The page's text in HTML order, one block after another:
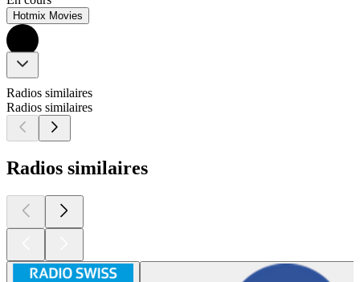
Hotmix Movies
Radios similaires
Radios similaires
Radios similaires